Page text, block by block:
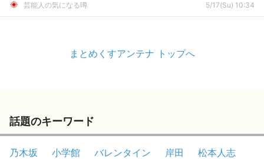
芸能人の気になる噂 5/17(Su) 10:34
まとめくすアンテナ トップへ
話題のキーワード
乃木坂 小学館 バレンタイン 岸田
松本人志